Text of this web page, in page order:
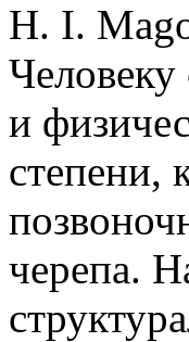
H. I.
Человеку
и
степени,
черепа.